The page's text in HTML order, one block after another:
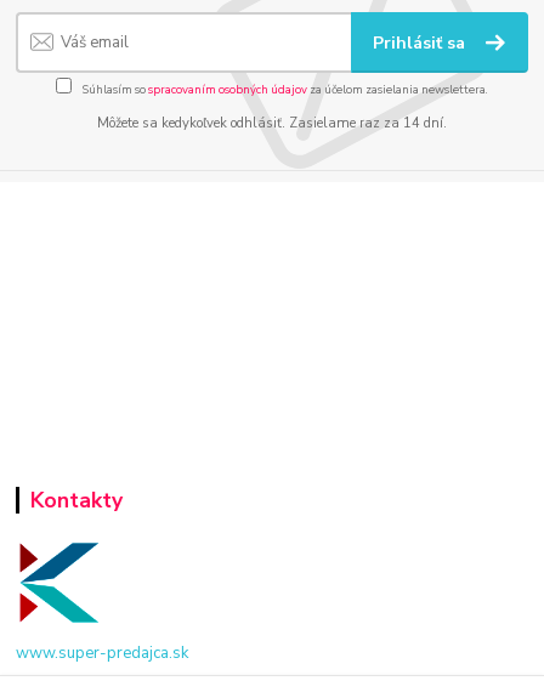
Prihlásiť sa
Súhlasím sospracovaním osobných údajov za účelom zasielania newslettera.
Môžete sa kedykoľvek odhlásiť. Zasielame raz za 14 dní.
Kontakty
www.super-predajca.sk